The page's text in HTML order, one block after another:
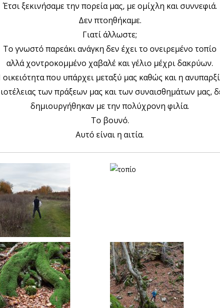
Έτσι ξεκινήσαμε την πορεία μας, με ομίχλη και συννεφιά.
Δεν πτοηθήκαμε.
Γιατί άλλωστε;
Το γνωστό παρεάκι ανάγκη δεν έχει το ονειρεμένο τοπίο
αλλά χοντροκομμένο χαβαλέ και γέλιο μέχρι δακρύων.
οικειότητα που υπάρχει μεταξύ μας καθώς και η
των πράξεων μας και των συναισθημάτων μας,
δημιουργήθηκαν με την πολύχρονη φιλία.
Το βουνό.
Aυτό είναι η αιτία.